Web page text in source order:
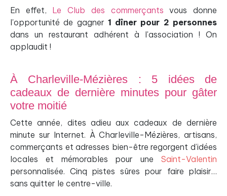
En effet, Le Club des commerçants vous donne
l'opportunité de gagner 1 dîner pour 2 personnes
dans un restaurant adhérent à l'association ! On
applaudit !
À Charleville-Mézières : 5 idées de
cadeaux de dernière minutes pour gâter
votre moitié
Cette année, dites adieu aux cadeaux de dernière
minute sur Internet. À Charleville-Mézières, artisans,
commerçants et adresses bien-être regorgent d’idées
locales et mémorables pour une Saint-Valentin
personnalisée. Cinq pistes sûres pour faire plaisir…
sans quitter le centre-ville.